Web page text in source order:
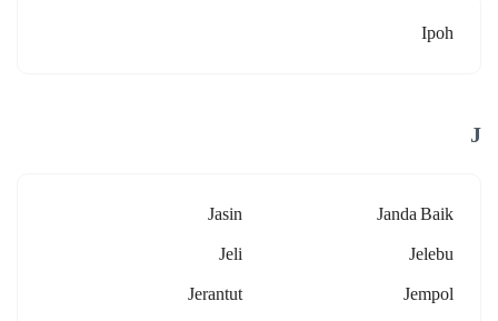
Ipoh
J
Janda Baik
Jasin
Jelebu
Jeli
Jempol
Jerantut